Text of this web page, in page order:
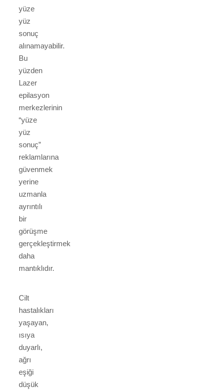
yüze
yüz
sonuç
alınamayabilir.
Bu
yüzden
Lazer
epilasyon
merkezlerinin
“yüze
yüz
sonuç”
reklamlarına
güvenmek
yerine
uzmanla
ayrıntılı
bir
görüşme
gerçekleştirmek
daha
mantıklıdır.
Cilt
hastalıkları
yaşayan,
ısıya
duyarlı,
ağrı
eşiği
düşük